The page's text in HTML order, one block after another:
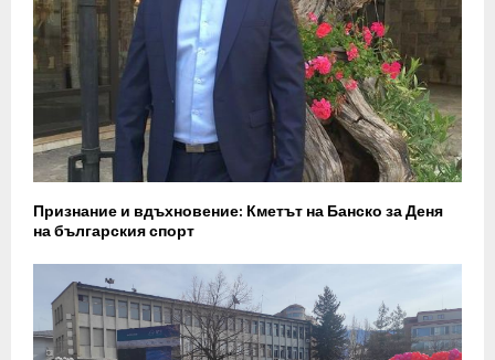
Признание и вдъхновение: Кметът на Банско за Деня
на българския спорт